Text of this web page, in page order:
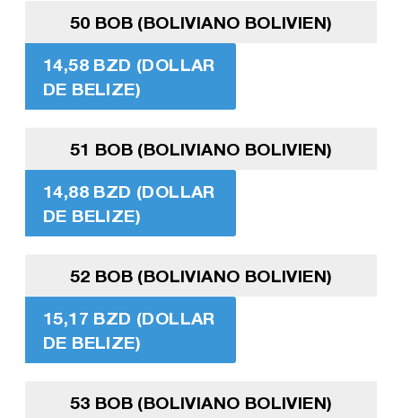
50 BOB (BOLIVIANO BOLIVIEN)
14,58 BZD (DOLLAR
DE BELIZE)
51 BOB (BOLIVIANO BOLIVIEN)
14,88 BZD (DOLLAR
DE BELIZE)
52 BOB (BOLIVIANO BOLIVIEN)
15,17 BZD (DOLLAR
DE BELIZE)
53 BOB (BOLIVIANO BOLIVIEN)